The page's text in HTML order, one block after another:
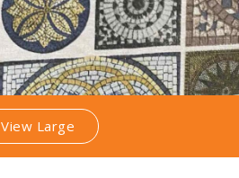
View Large